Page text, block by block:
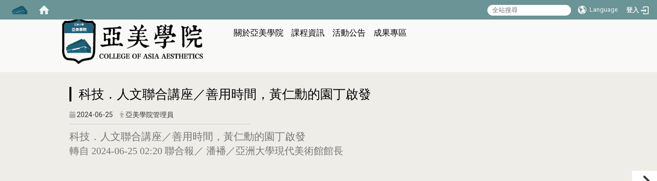
Language 登入
關於亞美學院 課程資訊 活動公告 成果專區
科技．人文聯合講座／善用時間，黃仁勳的園丁啟發
2024-06-25 亞美學院管理員
科技．人文聯合講座／善用時間，黃仁勳的園丁啟發
轉自 2024-06-25 02:20 聯合報／ 潘襎／亞洲大學現代美術館館長